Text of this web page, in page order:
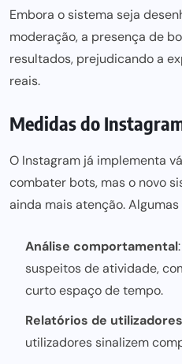
Embora o sistema seja
moderação, a presença de
resultados, prejudicando a
reais.
Medidas do
O Instagram já implementa
combater bots, mas o novo
ainda mais atenção.
Análise comportamental
suspeitos de atividade,
curto espaço de tempo.
Relatórios de utilizadores
utilizadores sinalizem